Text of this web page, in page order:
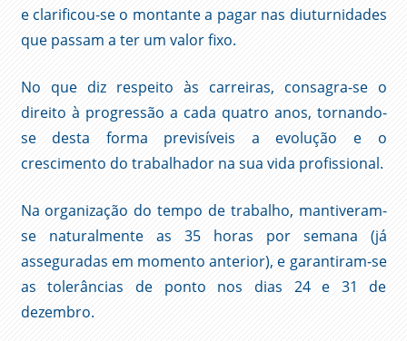
e clarificou-se o montante a pagar nas diuturnidades
que passam a ter um valor fixo.
No que diz respeito às carreiras, consagra-se o
direito à progressão a cada quatro anos, tornando-
se desta forma previsíveis a evolução e o
crescimento do trabalhador na sua vida profissional.
Na organização do tempo de trabalho, mantiveram-
se naturalmente as 35 horas por semana (já
asseguradas em momento anterior), e garantiram-se
as tolerâncias de ponto nos dias 24 e 31 de
dezembro.